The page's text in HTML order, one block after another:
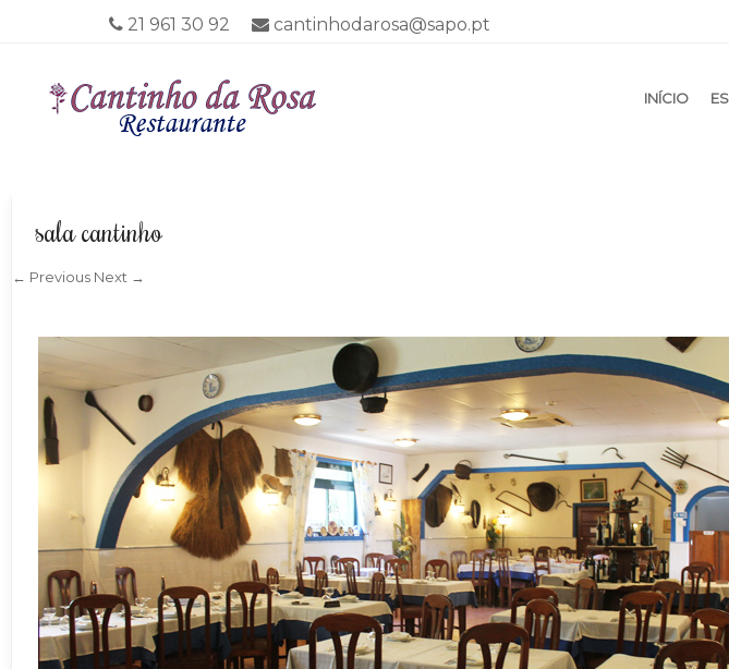
21 961 30 92 cantinhodarosa@sapo.pt
INÍCIO
sala cantinho
← Previous Next →